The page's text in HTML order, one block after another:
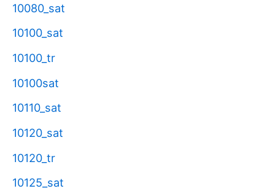
10080_sat
10100_sat
10100_tr
10100sat
10110_sat
10120_sat
10120_tr
10125_sat